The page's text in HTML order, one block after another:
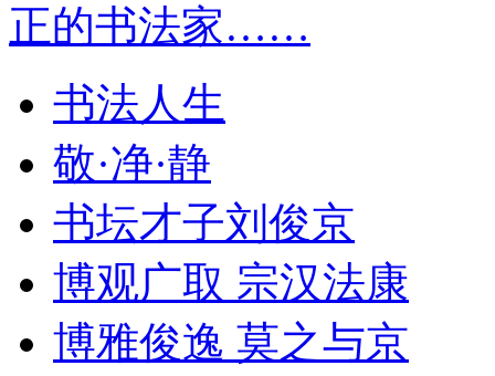
正的书法家……
书法人生
敬·净·静
书坛才子刘俊京
博观广取 宗汉法康
博雅俊逸 莫之与京